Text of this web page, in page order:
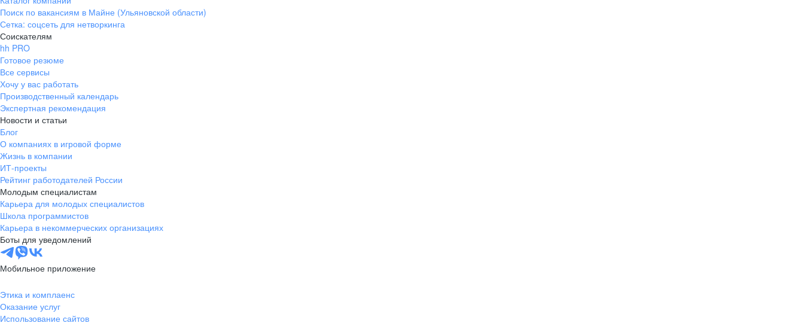
Поиск по вакансиям в Майне (Ульяновской области)
Сетка: соцсеть для нетворкинга
Соискателям
hh PRO
Готовое резюме
Все сервисы
Хочу у вас работать
Производственный календарь
Экспертная рекомендация
Новости и статьи
Блог
О компаниях в игровой форме
Жизнь в компании
ИТ-проекты
Рейтинг работодателей России
Молодым специалистам
Карьера для молодых специалистов
Школа программистов
Карьера в некоммерческих организациях
Боты для уведомлений
Мобильное приложение
Этика и комплаенс
Оказание услуг
Использование сайтов